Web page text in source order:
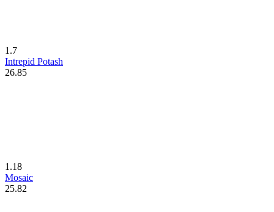
1.7
Intrepid Potash
26.85
1.18
Mosaic
25.82